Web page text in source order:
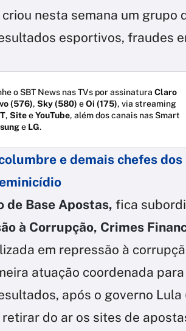
criou nesta semana um grupo
esportivos, fraudes
o SBT News nas TVs por assinatura Claro
(576), Sky (580) eOi (175), via streaming
, SiteeYouTube, além dos canais nas Smart
e LG.
e demais chefes
de Base Apostas, fica
à Corrupção, Crimes
em repressão à
atuação coordenada
após o governo Lula
do ar os sites de